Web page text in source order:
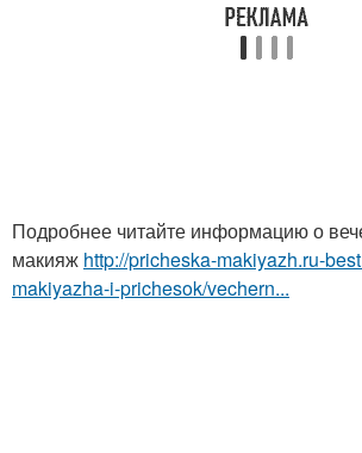
Подробнее читайте информацию о
макияж http://pricheska-makiyazh.ru-
makiyazha-i-prichesok/vechern...